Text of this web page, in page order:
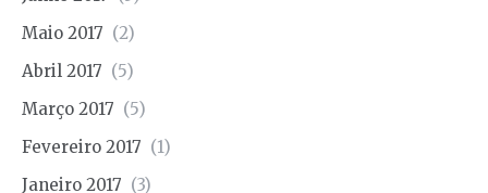
Maio 2017 (2)
Abril 2017 (5)
Março 2017 (5)
Fevereiro 2017 (1)
Janeiro 2017 (3)